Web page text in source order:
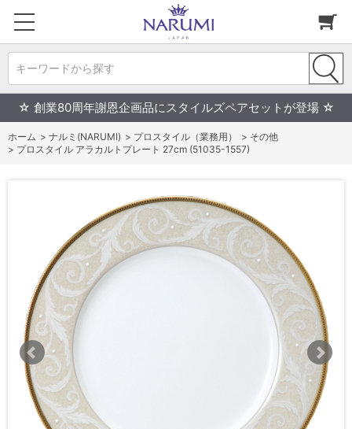
キーワードから探す
☆ 創業80周年謝恩企画品にスタイルズペアセットが登場 ☆
ホーム > ナルミ(NARUMI) > プロスタイル（業務用） > その他
> プロスタイル アラカルトプレート 27cm (51035-1557)